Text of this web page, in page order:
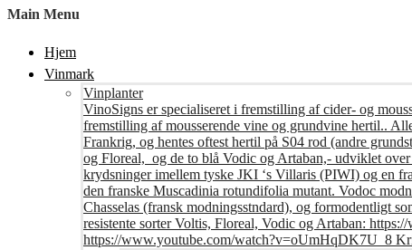
Main Menu
Hjem
Vinmark
Vinplanter
VinoSigns er specialiseret i fremstilling af cider- og
fremstilling af mousserende vine og grundvine hertil..
Frankrig, og hentes oftest hertil på S04 rod (andre
og Floreal, og de to blå Vodic og Artaban,- udviklet
krydsninger imellem tyske JKI ‘s Villaris (PIWI) og en
den franske Muscadinia rotundifolia mutant. Vodoc
Chasselas (fransk modningsstndard), og formodentligt
resistente sorter Voltis, Floreal, Vodic og Artaban:
https://www.youtube.com/watch?v=oUmHqDK7U_8